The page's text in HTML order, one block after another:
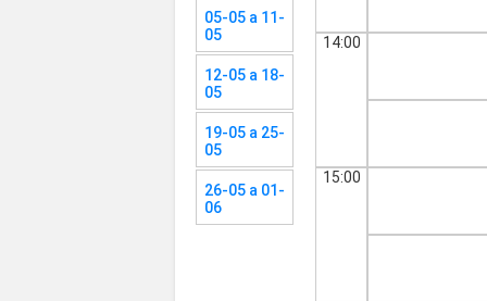
05-05 a 11-
05
12-05 a 18-
05
19-05 a 25-
05
26-05 a 01-
06
14:00
15:00